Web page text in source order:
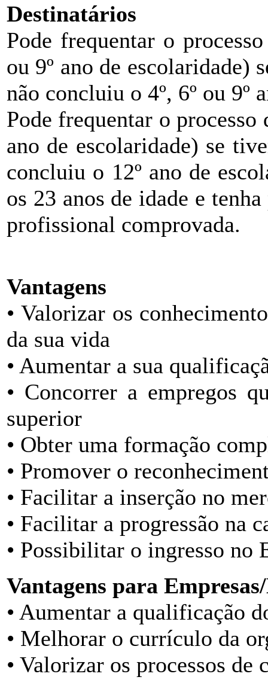
Destinatários
Pode frequentar o
ou 9º ano de escolaridade)
não concluiu o 4º, 6º ou 9º
Pode frequentar o processo
ano de escolaridade) se
concluiu o 12º ano de
os 23 anos de idade e
profissional comprovada.
Vantagens
• Valorizar os
da sua vida
• Aumentar a sua
• Concorrer a empregos
superior
• Obter uma formação
• Promover o
• Facilitar a inserção no
• Facilitar a progressão na
• Possibilitar o ingresso no
Vantagens para
• Aumentar a qualificação
• Melhorar o currículo da
• Valorizar os processos